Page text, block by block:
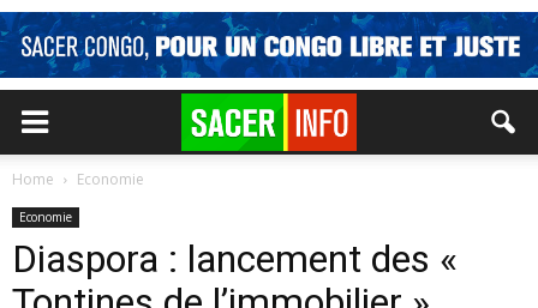
Home Economie
Economie
Diaspora : lancement des «